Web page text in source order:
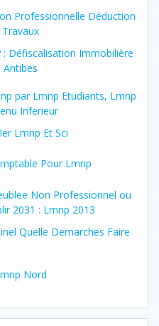
Professionnelle Déduction
Travaux
: Défiscalisation Immobilière
Antibes
par Lmnp Etudiants, Lmnp
Inferieur
Lmnp Et Sci
Pour Lmnp
Non Professionnel ou
2031 : Lmnp 2013
Quelle Demarches Faire
Nord